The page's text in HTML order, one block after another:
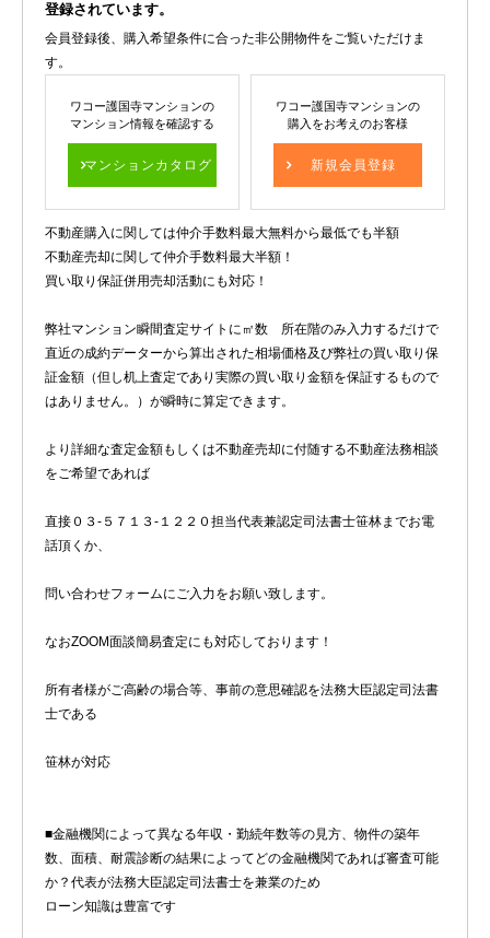
登録されています。
会員登録後、購入希望条件に合った非公開物件をご覧いただけま
す。
ワコー護国寺マンションの
マンション情報を確認する
マンションカタログ
ワコー護国寺マンションの
購入をお考えのお客様
新規会員登録
不動産購入に関しては仲介手数料最大無料から最低でも半額
不動産売却に関して仲介手数料最大半額！
買い取り保証併用売却活動にも対応！
弊社マンション瞬間査定サイトに㎡数 所在階のみ入力するだけで
直近の成約データーから算出された相場価格及び弊社の買い取り保
証金額（但し机上査定であり実際の買い取り金額を保証するもので
はありません。）が瞬時に算定できます。
より詳細な査定金額もしくは不動産売却に付随する不動産法務相談
をご希望であれば
直接０３-５７１３-１２２０担当代表兼認定司法書士笹林までお電
話頂くか、
問い合わせフォームにご入力をお願い致します。
なおZOOM面談簡易査定にも対応しております！
所有者様がご高齢の場合等、事前の意思確認を法務大臣認定司法書
士である
笹林が対応
■金融機関によって異なる年収・勤続年数等の見方、物件の築年
数、面積、耐震診断の結果によってどの金融機関であれば審査可能
か？代表が法務大臣認定司法書士を兼業のため
ローン知識は豊富です